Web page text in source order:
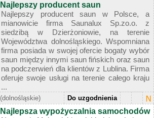
Najlepszy producent saun
Najlepszy producent saun w Polsce, a
mianowicie firma Saunalux Sp.zo.o. z
siedzibą w Dzierżoniowie, na terenie
Województwa dolnośląskiego. Wspomniana
firma posiada w swojej ofercie bogaty wybór
saun między innymi saun fińskich oraz saun
na podczerwień dla klientów z Lublina. Firma
oferuje swoje usługi na terenie całego kraju
...
(dolnośląskie) Do uzgodnienia
Najlepsza wypożyczalnia samochodów